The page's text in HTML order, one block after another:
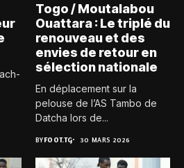
Togo / Moutalabou
Ouattara : Le triplé du
renouveau et des
envies de retour en
sélection nationale
En déplacement sur la
pelouse de l’AS Tambo de
Datcha lors de...
BYFOOT.TG 30 MARS 2026